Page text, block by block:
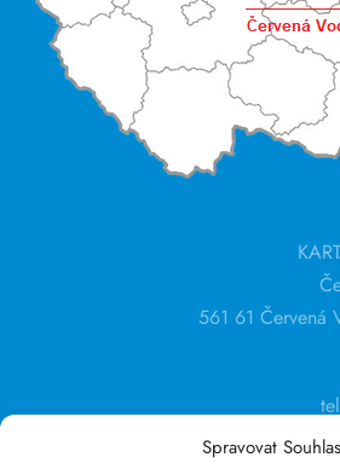
Spravovat Souhlas
561 61 Červená